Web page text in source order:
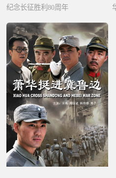
纪念长征胜利80周年